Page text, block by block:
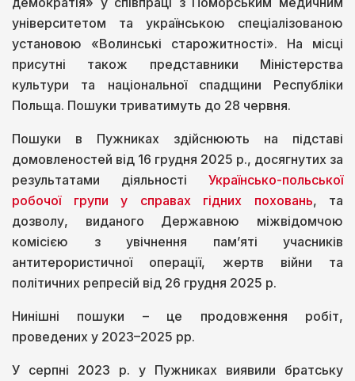
університетом та українською спеціалізованою
установою «Волинські старожитності». На місці
присутні також представники Міністерства
культури та національної спадщини Республіки
Польща. Пошуки триватимуть до 28 червня.
Пошуки в Пужниках здійснюють на підставі
домовленостей від 16 грудня 2025 р., досягнутих за
результатами діяльності Українсько-польської
робочої групи у справах гідних поховань, та
дозволу, виданого Державною міжвідомчою
комісією з увічнення пам’яті учасників
антитерористичної операції, жертв війни та
політичних репресій від 26 грудня 2025 р.
Нинішні пошуки – це продовження робіт,
проведених у 2023–2025 рр.
У серпні 2023 р. у Пужниках виявили братську